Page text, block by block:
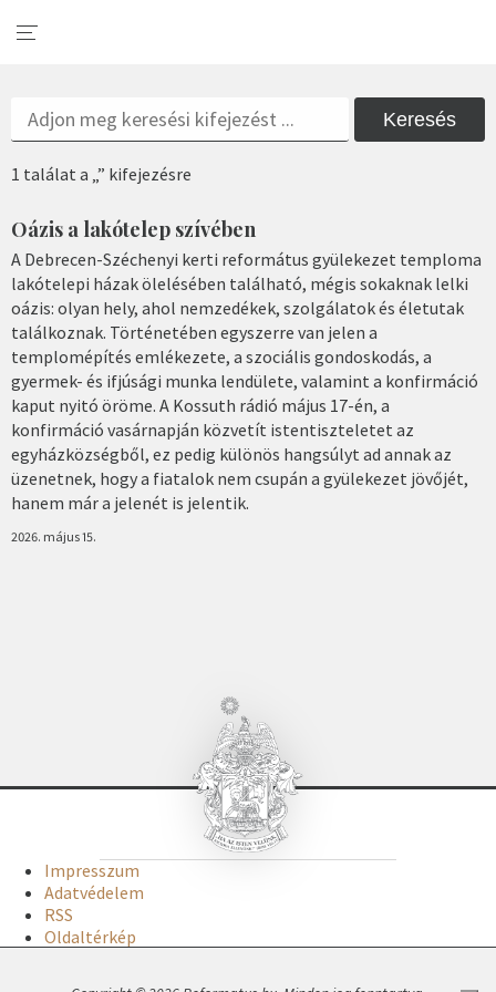
Keresés
1 találat a „” kifejezésre
Oázis a lakótelep szívében
A Debrecen-Széchenyi kerti református gyülekezet temploma
lakótelepi házak ölelésében található, mégis sokaknak lelki
oázis: olyan hely, ahol nemzedékek, szolgálatok és életutak
találkoznak. Történetében egyszerre van jelen a
templomépítés emlékezete, a szociális gondoskodás, a
gyermek- és ifjúsági munka lendülete, valamint a konfirmáció
kaput nyitó öröme. A Kossuth rádió május 17-én, a
konfirmáció vasárnapján közvetít istentiszteletet az
egyházközségből, ez pedig különös hangsúlyt ad annak az
üzenetnek, hogy a fiatalok nem csupán a gyülekezet jövőjét,
hanem már a jelenét is jelentik.
2026. május 15.
Impresszum
Adatvédelem
RSS
Oldaltérkép